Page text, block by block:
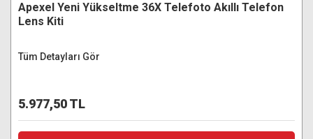
Apexel Yeni Yükseltme 36X Telefoto Akıllı Telefon
Lens Kiti
Tüm Detayları Gör
5.977,50 TL